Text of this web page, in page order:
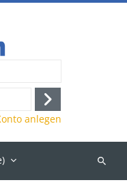
Anmelden
anlegen
Kurse